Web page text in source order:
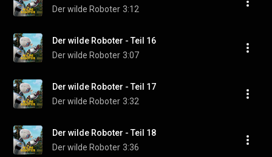
Der wilde Roboter 3:12
Der wilde Roboter - Teil 16
Der wilde Roboter 3:07
Der wilde Roboter - Teil 17
Der wilde Roboter 3:32
Der wilde Roboter - Teil 18
Der wilde Roboter 3:36